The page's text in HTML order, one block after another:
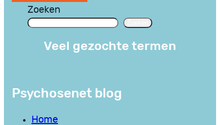
Zoeken
Veel gezochte termen
Psychosenet blog
Home